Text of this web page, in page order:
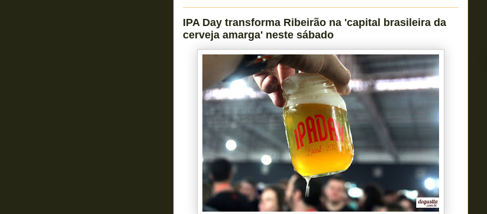
IPA Day transforma Ribeirão na 'capital brasileira da
cerveja amarga' neste sábado